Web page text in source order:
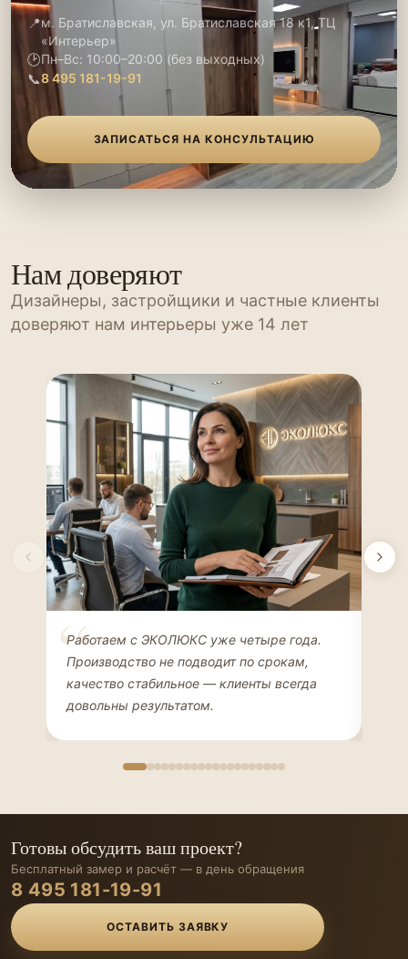
📍м. Братиславская, ул. Братиславская 18 к1, ТЦ
«Интерьер»
🕑Пн–Вс: 10:00–20:00 (без выходных)
📞8 495 181-19-91
ЗАПИСАТЬСЯ НА КОНСУЛЬТАЦИЮ
Нам доверяют
Дизайнеры, застройщики и частные клиенты
доверяют нам интерьеры уже 14 лет
Елена Соколова
ДИЗАЙНЕР ИНТЕРЬЕРОВ
Работаем с ЭКОЛЮКС уже четыре года.
Производство не подводит по срокам,
качество стабильное — клиенты всегда
довольны результатом.
Готовы обсудить ваш проект?
Бесплатный замер и расчёт — в день обращения
8 495 181-19-91
ОСТАВИТЬ ЗАЯВКУ